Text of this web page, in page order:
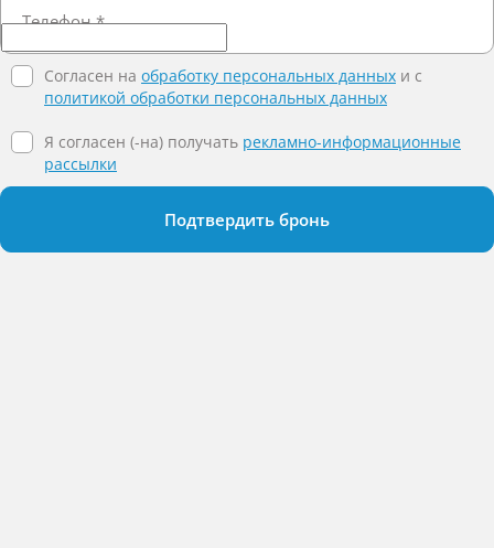
Телефон*
Согласен на обработку персональных данных и c
политикой обработки персональных данных
Я согласен (-на) получать рекламно-информационные
рассылки
Подтвердить бронь